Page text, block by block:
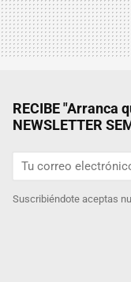
RECIBE "Arranca
NEWSLETTER
Suscribiéndote aceptas